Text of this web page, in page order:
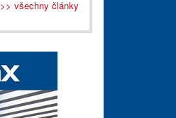
>> všechny články